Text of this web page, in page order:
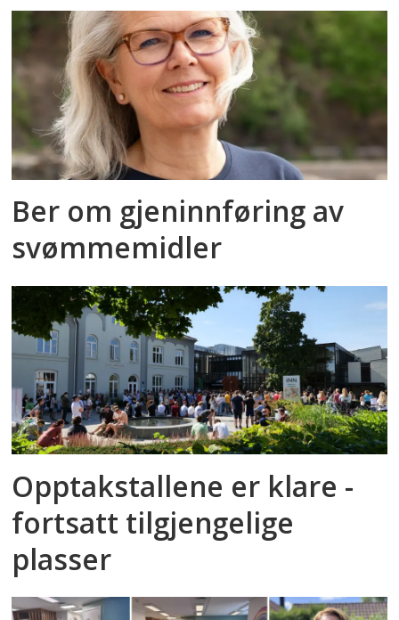
Ber om gjeninnføring av
svømmemidler
Opptakstallene er klare -
fortsatt tilgjengelige
plasser